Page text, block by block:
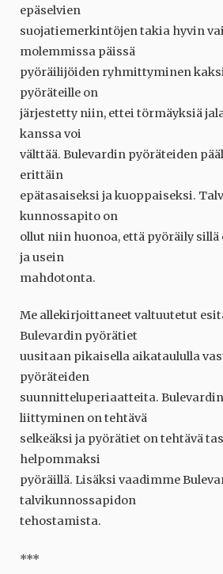
epäselvien
suojatiemerkintöjen takia hyvin
molemmissa päissä
pyöräilijöiden ryhmittyminen
pyöräteille on
järjestetty niin, ettei törmäyksiä
kanssa voi
välttää. Bulevardin pyöräteiden
erittäin
epätasaiseksi ja kuoppaiseksi.
kunnossapito on
ollut niin huonoa, että pyöräily
ja usein
mahdotonta.
Me allekirjoittaneet valtuutetut
Bulevardin pyörätiet
uusitaan pikaisella aikataululla
pyöräteiden
suunnitteluperiaatteita.
liittyminen on tehtävä
selkeäksi ja pyörätiet on tehtävä
helpommaksi
pyöräillä. Lisäksi vaadimme
talvikunnossapidon
tehostamista.
***